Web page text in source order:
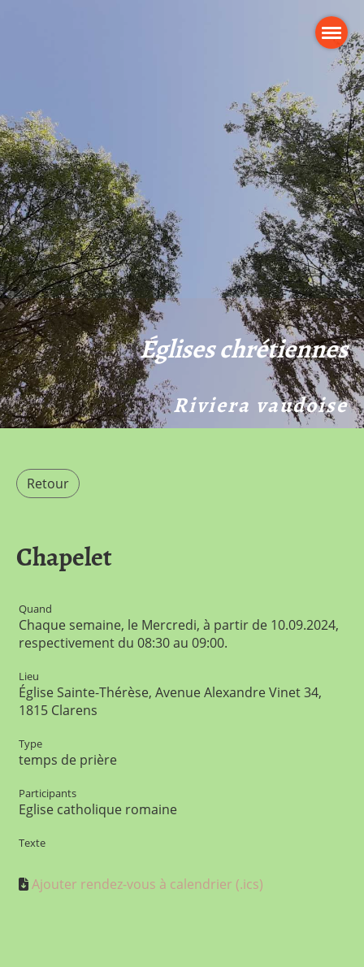
Églises chrétiennes
Riviera vaudoise
Retour
Chapelet
Quand
Chaque semaine, le Mercredi, à partir de 10.09.2024,
respectivement du 08:30 au 09:00.
Lieu
Église Sainte-Thérèse, Avenue Alexandre Vinet 34,
1815 Clarens
Type
temps de prière
Participants
Eglise catholique romaine
Texte
Ajouter rendez-vous à calendrier (.ics)